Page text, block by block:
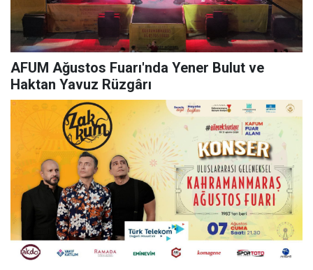
AFUM Ağustos Fuarı'nda Yener Bulut ve
Haktan Yavuz Rüzgârı